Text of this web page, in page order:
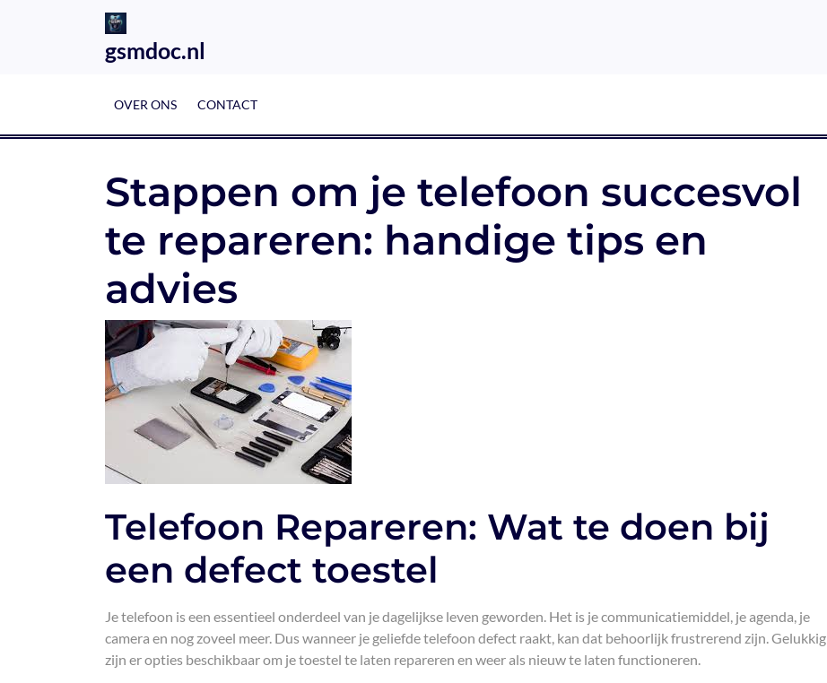
gsmdoc.nl
OVER ONS CONTACT
Stappen om je telefoon succesvol
te repareren: handige tips en
advies
Telefoon Repareren: Wat te doen bij
een defect toestel
Je telefoon is een essentieel onderdeel van je dagelijkse leven geworden. Het is je communicatiemiddel, je agenda, je
camera en nog zoveel meer. Dus wanneer je geliefde telefoon defect raakt, kan dat behoorlijk frustrerend zijn. Gelukkig
zijn er opties beschikbaar om je toestel te laten repareren en weer als nieuw te laten functioneren.